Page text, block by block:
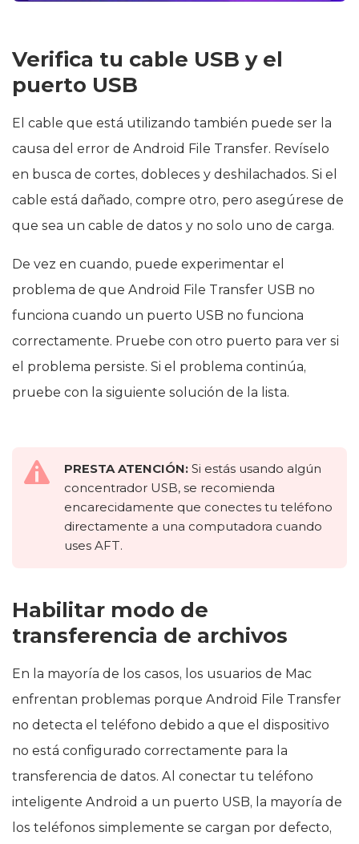
Verifica tu cable USB y el
puerto USB
El cable que está utilizando también puede ser la
causa del error de Android File Transfer. Revíselo
en busca de cortes, dobleces y deshilachados. Si el
cable está dañado, compre otro, pero asegúrese de
que sea un cable de datos y no solo uno de carga.
De vez en cuando, puede experimentar el
problema de que Android File Transfer USB no
funciona cuando un puerto USB no funciona
correctamente. Pruebe con otro puerto para ver si
el problema persiste. Si el problema continúa,
pruebe con la siguiente solución de la lista.
PRESTA ATENCIÓN: Si estás usando algún
concentrador USB, se recomienda
encarecidamente que conectes tu teléfono
directamente a una computadora cuando
uses AFT.
Habilitar modo de
transferencia de archivos
En la mayoría de los casos, los usuarios de Mac
enfrentan problemas porque Android File Transfer
no detecta el teléfono debido a que el dispositivo
no está configurado correctamente para la
transferencia de datos. Al conectar tu teléfono
inteligente Android a un puerto USB, la mayoría de
los teléfonos simplemente se cargan por defecto,